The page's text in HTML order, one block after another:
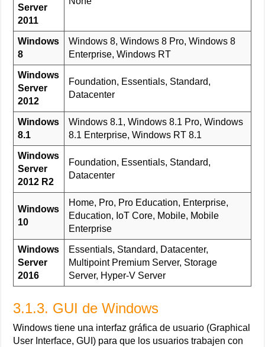
Server
2011
Windows
8
Windows 8, Windows 8 Pro, Windows 8
Enterprise, Windows RT
Windows
Server
2012
Foundation, Essentials, Standard,
Datacenter
Windows
8.1
Windows 8.1, Windows 8.1 Pro, Windows
8.1 Enterprise, Windows RT 8.1
Windows
Server
2012 R2
Foundation, Essentials, Standard,
Datacenter
Windows
10
Home, Pro, Pro Education, Enterprise,
Education, IoT Core, Mobile, Mobile
Enterprise
Windows
Server
2016
Essentials, Standard, Datacenter,
Multipoint Premium Server, Storage
Server, Hyper-V Server
3.1.3. GUI de Windows
Windows tiene una interfaz gráfica de usuario (Graphical
User Interface, GUI) para que los usuarios trabajen con